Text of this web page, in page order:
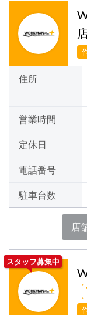
住所
営業時間
定休日
電話番号
駐車台数
店
スタッフ募集中